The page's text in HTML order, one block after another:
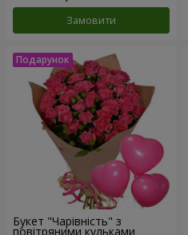
Замовити
Букет "Чарівність" з
повітряними кульками